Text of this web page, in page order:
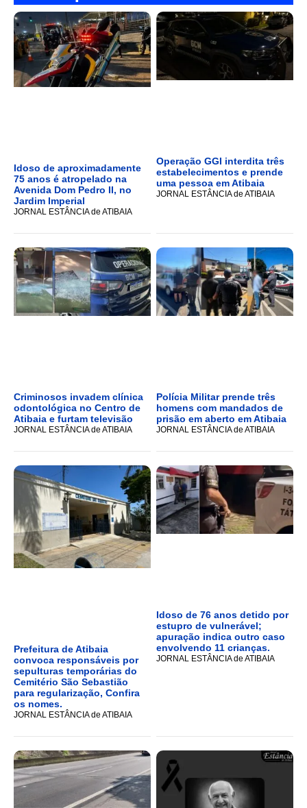
Idoso de aproximadamente
75 anos é atropelado na
Avenida Dom Pedro II, no
Jardim Imperial
JORNAL ESTÂNCIA de ATIBAIA
Operação GGI interdita três
estabelecimentos e prende
uma pessoa em Atibaia
JORNAL ESTÂNCIA de ATIBAIA
Criminosos invadem clínica
odontológica no Centro de
Atibaia e furtam televisão
JORNAL ESTÂNCIA de ATIBAIA
Polícia Militar prende três
homens com mandados de
prisão em aberto em Atibaia
JORNAL ESTÂNCIA de ATIBAIA
Prefeitura de Atibaia
convoca responsáveis por
sepulturas temporárias do
Cemitério São Sebastião
para regularização, Confira
os nomes.
JORNAL ESTÂNCIA de ATIBAIA
Idoso de 76 anos detido por
estupro de vulnerável;
apuração indica outro caso
envolvendo 11 crianças.
JORNAL ESTÂNCIA de ATIBAIA